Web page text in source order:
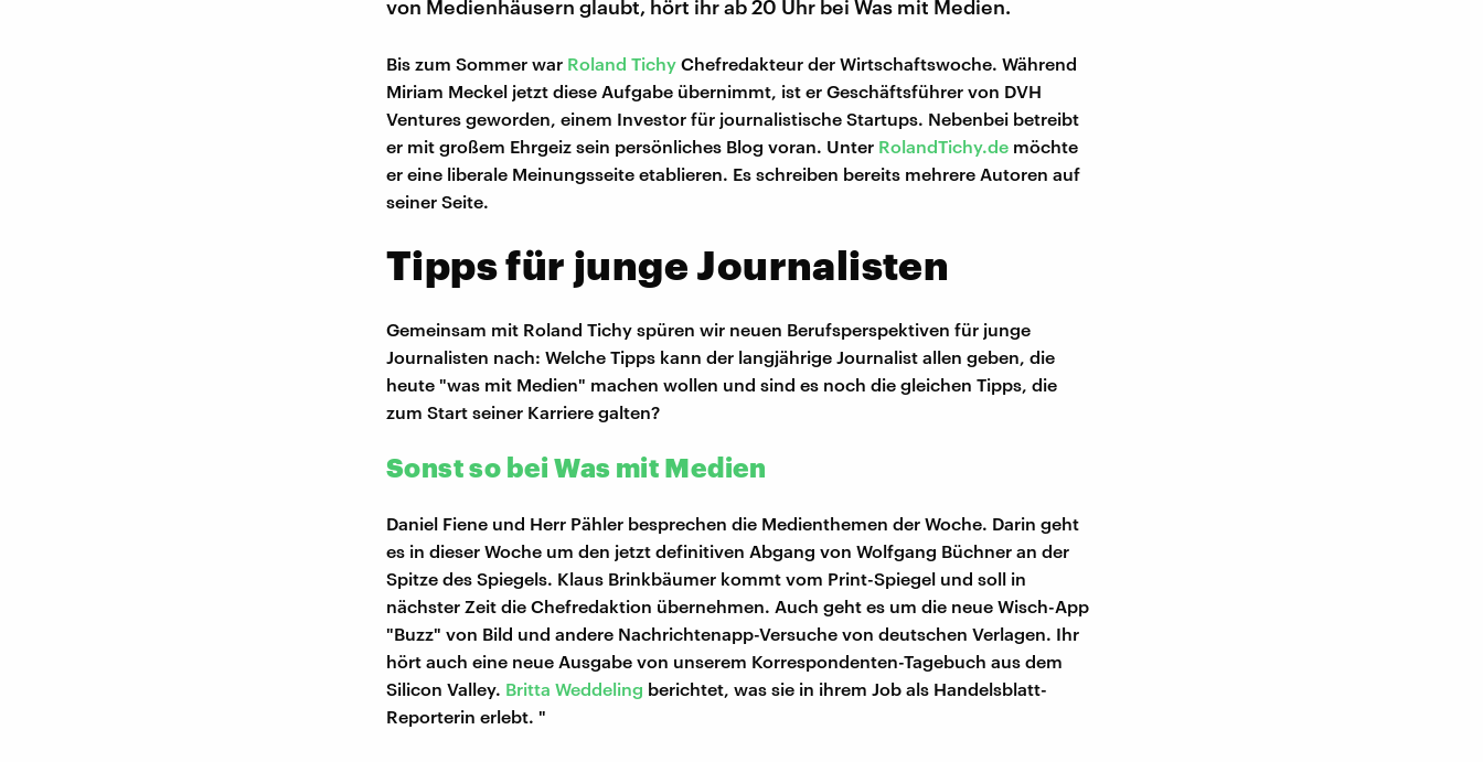
von Medienhäusern glaubt, hört ihr ab 20 Uhr bei Was mit Medien.
Bis zum Sommer war Roland Tichy Chefredakteur der Wirtschaftswoche. Während
Miriam Meckel jetzt diese Aufgabe übernimmt, ist er Geschäftsführer von DVH
Ventures geworden, einem Investor für journalistische Startups. Nebenbei betreibt
er mit großem Ehrgeiz sein persönliches Blog voran. Unter RolandTichy.de möchte
er eine liberale Meinungsseite etablieren. Es schreiben bereits mehrere Autoren auf
seiner Seite.
Tipps für junge Journalisten
Gemeinsam mit Roland Tichy spüren wir neuen Berufsperspektiven für junge
Journalisten nach: Welche Tipps kann der langjährige Journalist allen geben, die
heute "was mit Medien" machen wollen und sind es noch die gleichen Tipps, die
zum Start seiner Karriere galten?
Sonst so bei Was mit Medien
Daniel Fiene und Herr Pähler besprechen die Medienthemen der Woche. Darin geht
es in dieser Woche um den jetzt definitiven Abgang von Wolfgang Büchner an der
Spitze des Spiegels. Klaus Brinkbäumer kommt vom Print-Spiegel und soll in
nächster Zeit die Chefredaktion übernehmen. Auch geht es um die neue Wisch-App
"Buzz" von Bild und andere Nachrichtenapp-Versuche von deutschen Verlagen. Ihr
hört auch eine neue Ausgabe von unserem Korrespondenten-Tagebuch aus dem
Silicon Valley. Britta Weddeling berichtet, was sie in ihrem Job als Handelsblatt-
Reporterin erlebt. "